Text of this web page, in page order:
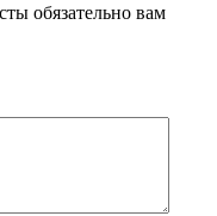
обязательно вам